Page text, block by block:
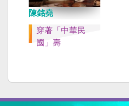
陳銘堯
穿著「中華民
國」壽